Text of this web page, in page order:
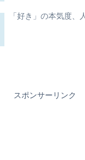
「好き」の本気度、
スポンサーリンク